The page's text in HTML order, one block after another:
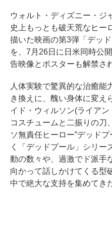
ウォルト・ディズニー・ジ
史上もっとも破天荒なヒー
描いた映画の第3弾「デッ
を、7月26日に日米同時公
告映像とポスターも解禁さ
人体実験で驚異的な治癒能
き換えに、醜い身体に変え
イド・ウィルソン(ライア
コスチュームと二振りの刀
ソ無責任ヒーロー”デッド
く「デッドプール」シリー
動の数々や、過激でド派手
向かって話しかけてくる型
中で絶大な支持を集めてき